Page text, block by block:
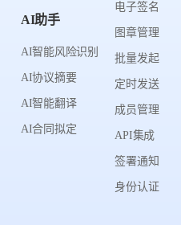
AI助手
AI智能风险识别
AI协议摘要
AI智能翻译
AI合同拟定
电子签名
图章管理
批量发起
定时发送
成员管理
API集成
签署通知
身份认证